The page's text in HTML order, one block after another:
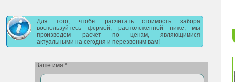
Для того, чтобы расчитать стоимость забора
воспользуйтесь формой, расположенной ниже, мы
произведем расчет по ценам, являющимися
актуальными на сегодня и перезвоним вам!
Ваше имя:*